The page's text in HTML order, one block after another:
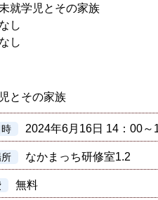
就学児とその家族
し
し
とその家族
2024年6月16日 14：00～
なかまっち研修室1.2
無料